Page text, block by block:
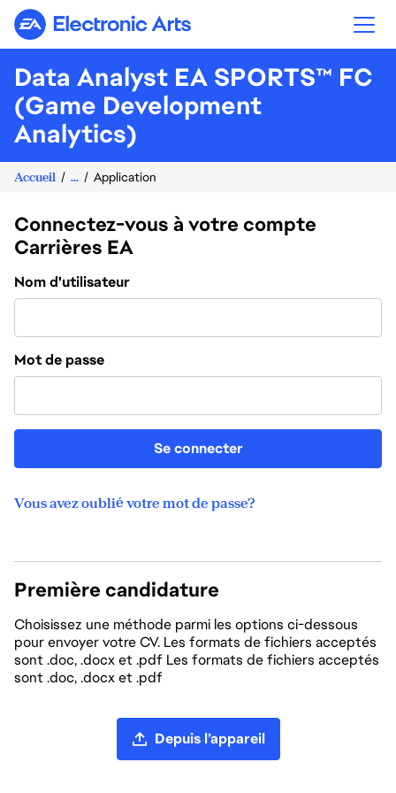
Electronic Arts
Data Analyst EA SPORTS™ FC
(Game Development
Analytics)
Accueil ... Application
Connectez-vous à votre compte
Carrières EA
Connexion
Nom d'utilisateur
Mot de passe
Se connecter
Vous avez oublié votre mot de passe?
Première candidature
Choisissez une méthode parmi les options ci-dessous
pour envoyer votre CV. Les formats de fichiers acceptés
sont .doc, .docx et .pdf Les formats de fichiers acceptés
sont .doc, .docx et .pdf
Depuis l’appareil